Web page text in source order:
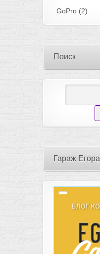
GoPro (2)
Поиск
Гараж Егора